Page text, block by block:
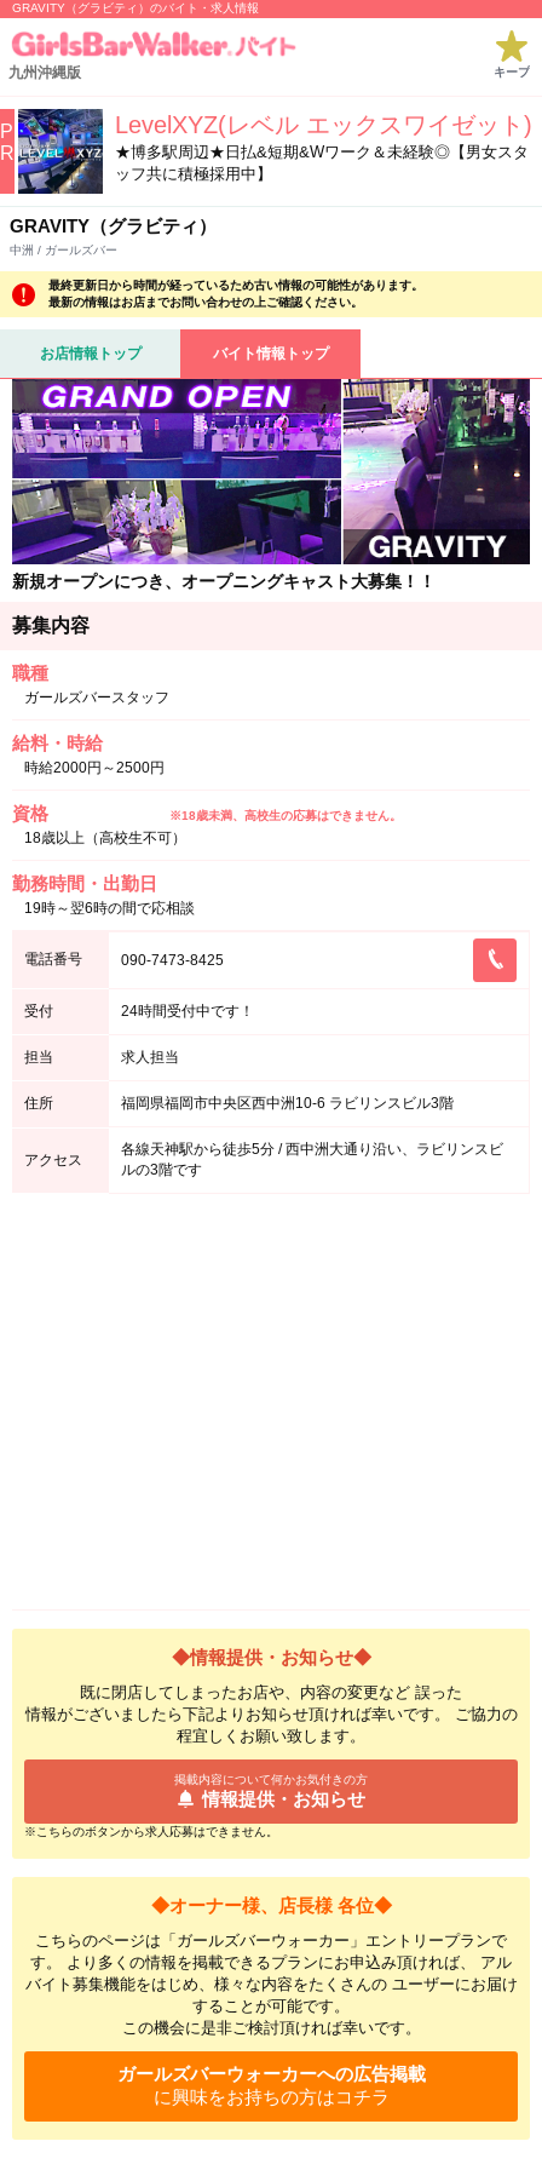
GRAVITY（グラビティ）のバイト・求人情報
九州沖縄版 キープ
P
R
LevelXYZ(レベル エックスワイゼット)
★博多駅周辺★日払&短期&Wワーク＆未経験◎【男女スタ
ッフ共に積極採用中】
GRAVITY（グラビティ）
中洲 / ガールズバー
最終更新日から時間が経っているため古い情報の可能性があります。
最新の情報はお店までお問い合わせの上ご確認ください。
お店情報トップ バイト情報トップ
新規オープンにつき、オープニングキャスト大募集！！
募集内容
職種
ガールズバースタッフ
給料・時給
時給2000円～2500円
資格 ※18歳未満、高校生の応募はできません。
18歳以上（高校生不可）
勤務時間・出勤日
19時～翌6時の間で応相談
電話番号 090-7473-8425
受付 24時間受付中です！
担当 求人担当
住所 福岡県福岡市中央区西中洲10-6 ラビリンスビル3階
アクセス
各線天神駅から徒歩5分 / 西中洲大通り沿い、ラビリンスビ
ルの3階です
◆情報提供・お知らせ◆
既に閉店してしまったお店や、内容の変更など 誤った
情報がございましたら下記よりお知らせ頂ければ幸いです。 ご協力の
程宜しくお願い致します。
掲載内容について何かお気付きの方
情報提供・お知らせ
※こちらのボタンから求人応募はできません。
◆オーナー様、店長様 各位◆
こちらのページは「ガールズバーウォーカー」エントリープランで
す。 より多くの情報を掲載できるプランにお申込み頂ければ、 アル
バイト募集機能をはじめ、様々な内容をたくさんの ユーザーにお届け
することが可能です。
この機会に是非ご検討頂ければ幸いです。
ガールズバーウォーカーへの広告掲載
に興味をお持ちの方はコチラ